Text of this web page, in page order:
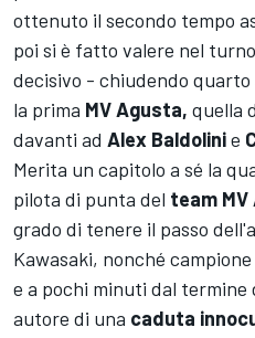
ottenuto il secondo tempo
poi si è fatto valere nel
decisivo - chiudendo
la prima MV Agusta, quella
davanti ad Alex Baldolinie
Merita un capitolo a sé la
pilota di punta del team
grado di tenere il passo
Kawasaki, nonché
e a pochi minuti dal termine
autore di una caduta